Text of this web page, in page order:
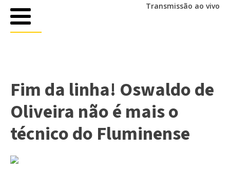
Transmissão ao vivo
Fim da linha! Oswaldo de
Oliveira não é mais o
técnico do Fluminense